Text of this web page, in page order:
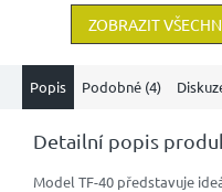
ZOBRAZIT
Popis Podobné (4)
Detailní popis
Model TF-40 představuje